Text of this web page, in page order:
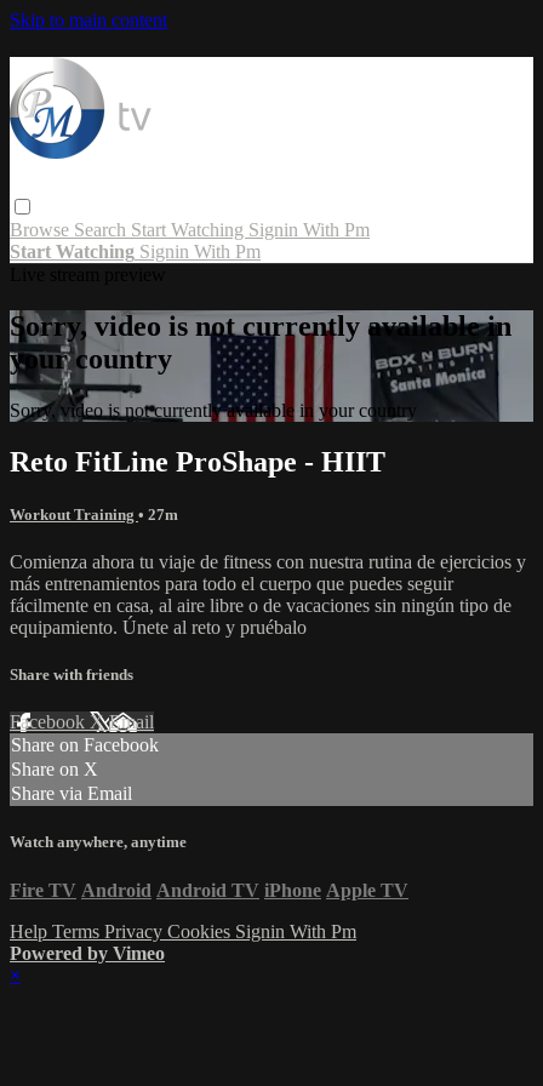
Skip to main content
Browse Search Start Watching Signin With Pm
Start Watching Signin With Pm
Sorry, video is not currently available in
your country
Sorry, video is not currently available in your country
Reto FitLine ProShape - HIIT
Workout Training • 27m
Comienza ahora tu viaje de fitness con nuestra rutina de ejercicios y
más entrenamientos para todo el cuerpo que puedes seguir
fácilmente en casa, al aire libre o de vacaciones sin ningún tipo de
equipamiento. Únete al reto y pruébalo
Share with friends
Facebook XEmail
Share on Facebook
Share on X
Share via Email
Watch anywhere, anytime
Fire TV Android Android TV iPhone Apple TV
Help Terms Privacy Cookies Signin With Pm
Powered by Vimeo
×